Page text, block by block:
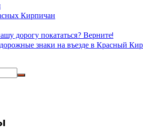
Кирпичан
дорогу покататься? Верните!
знаки на въезде в Красный